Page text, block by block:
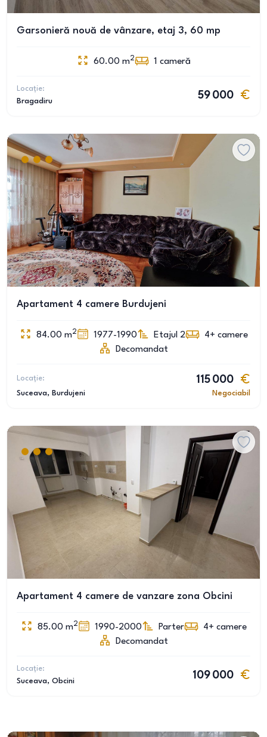
Garsonieră nouă de vânzare, etaj 3, 60 mp
60.00 m2 1 cameră
Locație:
Bragadiru
59 000
Apartament 4 camere Burdujeni
84.00 m2 1977-1990 Etajul 2 4+ camere
Decomandat
Locație:
Suceava, Burdujeni
115 000
Negociabil
Apartament 4 camere de vanzare zona Obcini
85.00 m2 1990-2000 Parter 4+ camere
Decomandat
Locație:
Suceava, Obcini
109 000